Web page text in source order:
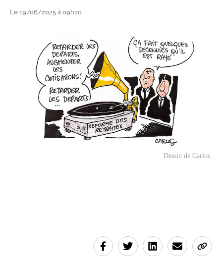
Le 19/06/2025 à 09h20
Dessin de Carlos.